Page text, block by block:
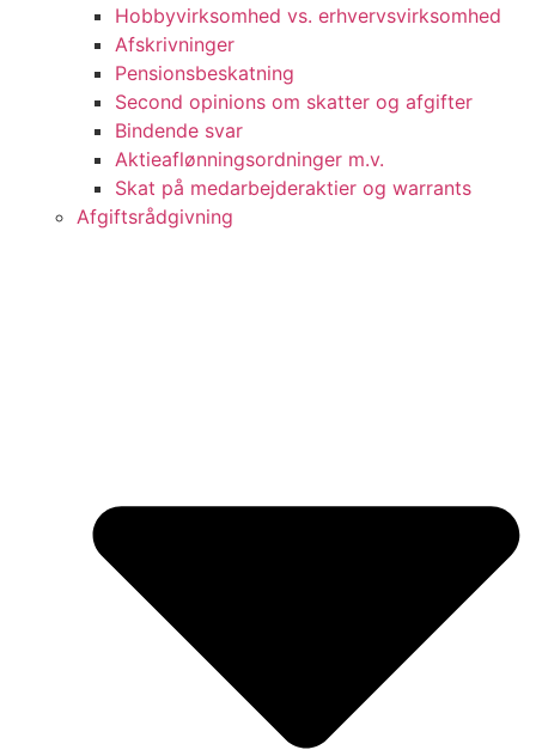
Hobbyvirksomhed vs. erhvervsvirksomhed
Afskrivninger
Pensionsbeskatning
Second opinions om skatter og afgifter
Bindende svar
Aktieaflønningsordninger m.v.
Skat på medarbejderaktier og warrants
Afgiftsrådgivning